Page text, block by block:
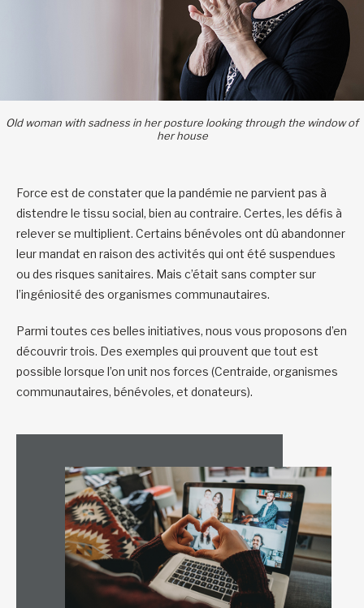
Old woman with sadness in her posture looking through the window of
her house
Force est de constater que la pandémie ne parvient pas à
distendre le tissu social, bien au contraire. Certes, les défis à
relever se multiplient. Certains bénévoles ont dû abandonner
leur mandat en raison des activités qui ont été suspendues
ou des risques sanitaires. Mais c’était sans compter sur
l’ingéniosité des organismes communautaires.
Parmi toutes ces belles initiatives, nous vous proposons d’en
découvrir trois. Des exemples qui prouvent que tout est
possible lorsque l’on unit nos forces (Centraide, organismes
communautaires, bénévoles, et donateurs).